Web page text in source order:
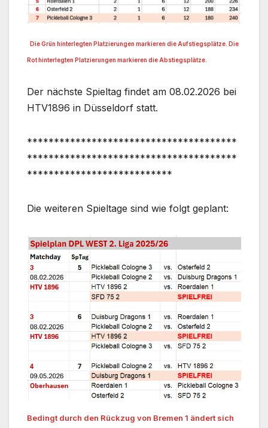
Die Grün hinterlegten Platzierungen markieren die Aufstiegsplätze. Die
Rot hinterlegten Platzierungen markieren die Abstiegsplätze.
Der nächste Spieltag findet am 08.02.2026 bei
HTV1896 in Düsseldorf statt.
***************************************
***************************************
***************************
Die weiteren Spieltage sind wie folgt geplant:
Bedingt durch den Rückzug von Bremen 1 ändert sich